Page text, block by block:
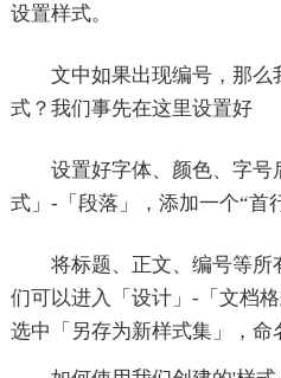
设置样式。
文中如果出现编号，那么
式？我们事先在这里设置好
设置好字体、颜色、字号
式」-「段落」，添加一个“首
将标题、正文、编号等
们可以进入「设计」-「文档
选中「另存为新样式集」，命